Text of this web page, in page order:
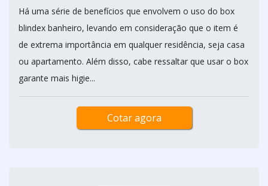
Há uma série de benefícios que envolvem o uso do box
blindex banheiro, levando em consideração que o item é
de extrema importância em qualquer residência, seja casa
ou apartamento. Além disso, cabe ressaltar que usar o box
garante mais higie...
Cotar agora